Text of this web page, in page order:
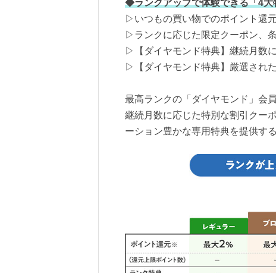
◆ランクアップで体験できる「4大
▷いつもの買い物でのポイント還
▷ランクに応じた限定クーポン、
▷【ダイヤモンド特典】継続月数
▷【ダイヤモンド特典】厳選され
最高ランクの「ダイヤモンド」会
継続月数に応じた特別な割引クー
ーション豊かな専用特典を提供する